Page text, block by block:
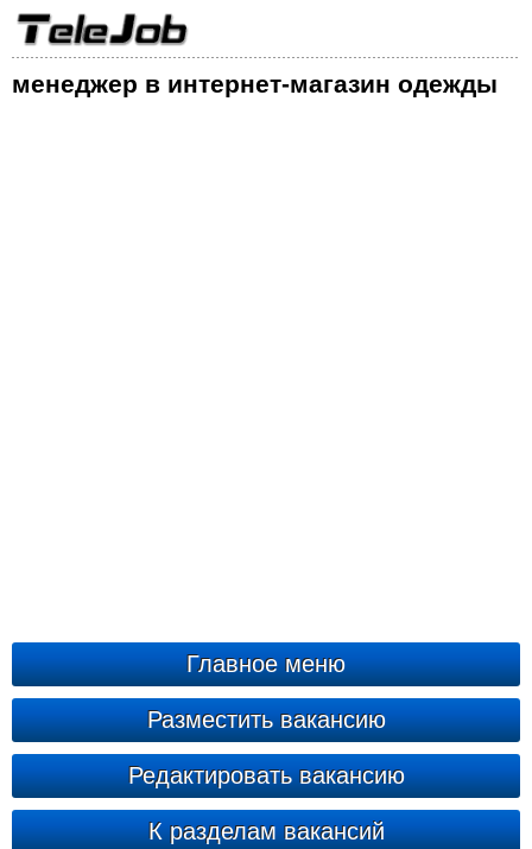
менеджер в интернет-магазин одежды
Главное меню
Разместить вакансию
Редактировать вакансию
К разделам вакансий